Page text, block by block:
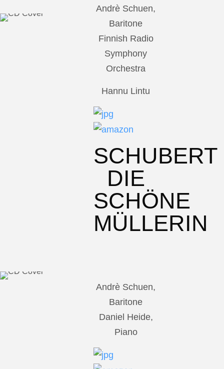
Andrè Schuen,
Baritone
Finnish Radio
Symphony
Orchestra
Hannu Lintu
SCHUBERT
DIE
SCHÖNE
MÜLLERIN
Andrè Schuen,
Baritone
Daniel Heide,
Piano